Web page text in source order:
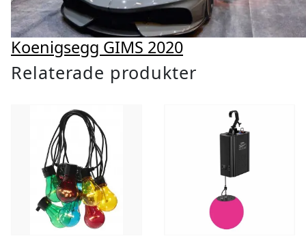
Koenigsegg GIMS 2020
Relaterade produkter